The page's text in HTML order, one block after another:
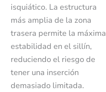
isquiático. La estructura
más amplia de la zona
trasera permite la máxima
estabilidad en el sillín,
reduciendo el riesgo de
tener una inserción
demasiado limitada.